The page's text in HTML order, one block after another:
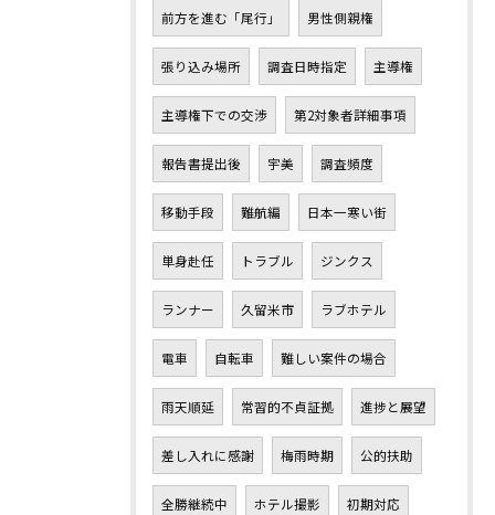
前方を進む「尾行」 男性側親権
張り込み場所 調査日時指定 主導権
主導権下での交渉 第2対象者詳細事項
報告書提出後 宇美 調査頻度
移動手段 難航編 日本一寒い街
単身赴任 トラブル ジンクス
ランナー 久留米市 ラブホテル
電車 自転車 難しい案件の場合
雨天順延 常習的不貞証拠 進捗と展望
差し入れに感謝 梅雨時期 公的扶助
全勝継続中 ホテル撮影 初期対応